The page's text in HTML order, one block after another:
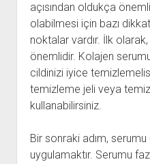
açısından oldukça
olabilmesi için bazı
noktalar vardır. İlk
önemlidir. Kolajen
cildinizi iyice
temizleme jeli veya
kullanabilirsiniz.
Bir sonraki adım,
uygulamaktır. Serumu